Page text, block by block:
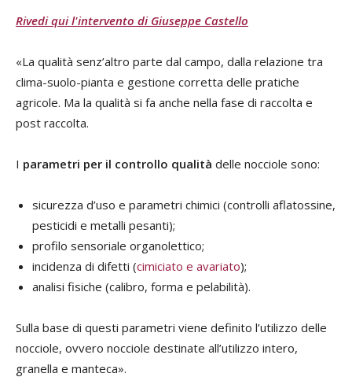
Rivedi qui l'intervento di Giuseppe Castello
«La qualità senz’altro parte dal campo, dalla relazione tra
clima-suolo-pianta e gestione corretta delle pratiche
agricole. Ma la qualità si fa anche nella fase di raccolta e
post raccolta.
I parametri per il controllo qualità delle nocciole sono:
sicurezza d’uso e parametri chimici (controlli aflatossine,
pesticidi e metalli pesanti);
profilo sensoriale organolettico;
incidenza di difetti (cimiciato e avariato);
analisi fisiche (calibro, forma e pelabilità).
Sulla base di questi parametri viene definito l’utilizzo delle
nocciole, ovvero nocciole destinate all’utilizzo intero,
granella e manteca».